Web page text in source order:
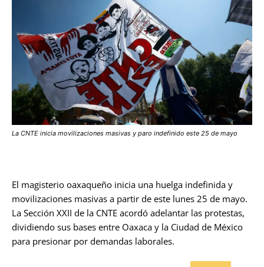
La CNTE inicia movilizaciones masivas y paro indefinido este 25 de mayo
El magisterio oaxaqueño inicia una huelga indefinida y
movilizaciones masivas a partir de este lunes 25 de mayo.
La Sección XXII de la CNTE acordó adelantar las protestas,
dividiendo sus bases entre Oaxaca y la Ciudad de México
para presionar por demandas laborales.